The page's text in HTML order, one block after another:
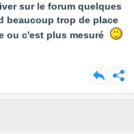
sur le forum quelques
beaucoup trop de place
ou c'est plus mesuré